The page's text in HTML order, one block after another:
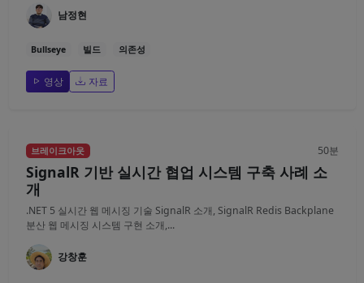
남정현
Bullseye 빌드 의존성
영상 자료
브레이크아웃 50분
SignalR 기반 실시간 협업 시스템 구축 사례 소
개
.NET 5 실시간 웹 메시징 기술 SignalR 소개, SignalR Redis Backplane
분산 웹 메시징 시스템 구현 소개,...
강창훈